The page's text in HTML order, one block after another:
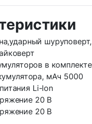
в
мАч 5000
Li-lon
20 В
20 В